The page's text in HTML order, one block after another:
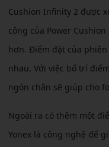
Cushion Infinity 2 được
công của Power
hơn. Điểm đặt của
nhau. Với việc bố trí
ngón chân sẽ giúp cho
Ngoài ra có thêm một
Yonex là công nghệ đế